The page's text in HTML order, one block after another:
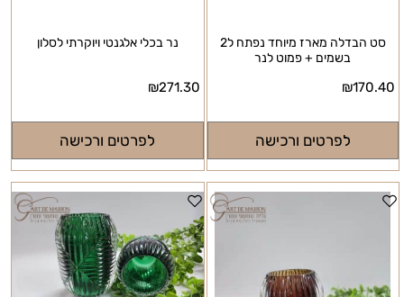
סט הבדלה מארז מיוחד נפתח ל2
בשמים + פמוט לנר
₪170.40
לפרטים ורכישה
נר בכלי אלגנטי ויוקרתי לסלון
₪271.30
לפרטים ורכישה